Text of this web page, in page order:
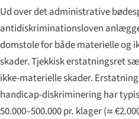
Ud over det administrative
antidiskriminationsloven
domstole for både materielle og
skader. Tjekkisk erstatningsret
ikke-materielle skader.
handicap-diskriminering har
50.000–500.000 pr. klager (≈